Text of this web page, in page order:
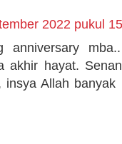
2022 pukul
anniversary
akhir hayat.
insya Allah